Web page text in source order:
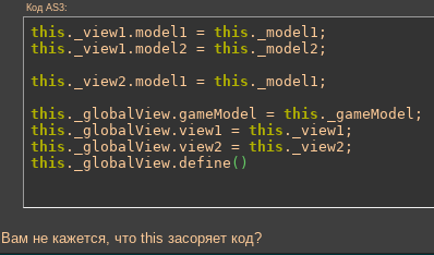
Код AS3:
this ._view1.model1 = this
this ._view1.model2 = this ._model2;
this ._view2.model1 = this ._model1;
this ._globalView.gameModel = this
this ._globalView.view1 = this
this ._globalView.view2 = this
this ._globalView.define ( )
Вам не кажется, что this засоряет код?